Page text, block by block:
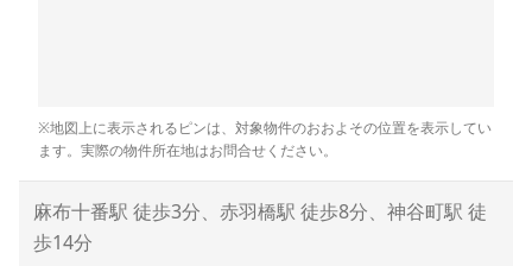
※地図上に表示されるピンは、対象物件のおおよその位置を表示してい
ます。実際の物件所在地はお問合せください。
麻布十番駅 徒歩3分、赤羽橋駅 徒歩8分、神谷町駅 徒
歩14分